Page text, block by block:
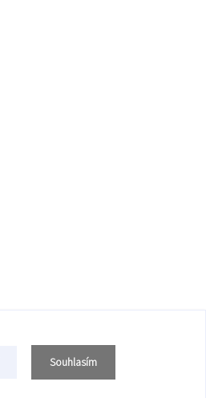
Souhlasím